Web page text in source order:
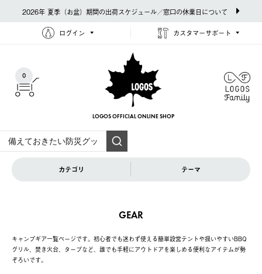
2026年 夏季（お盆）期間の出荷スケジュール／窓口の休業日について
ログイン カスタマーサポート
0
LOGOS OFFICIAL ONLINE SHOP
カテゴリ テーマ
GEAR
キャンプギア一覧ページです。初心者でも迷わず使える簡単設営テントや扱いやすいBBQ
グリル、焚き火台、タープなど、誰でも手軽にアウトドアを楽しめる便利なアイテムが勢
ぞろいです。